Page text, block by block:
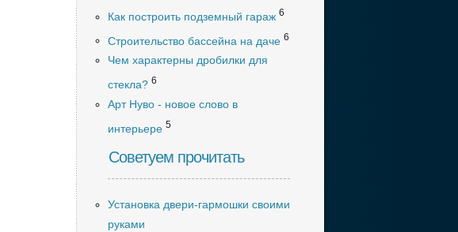
Как построить подземный гараж 6
Строительство бассейна на даче 6
Чем характерны дробилки для
стекла? 6
Арт Нуво - новое слово в
интерьере 5
Советуем прочитать
Установка двери-гармошки своими
руками